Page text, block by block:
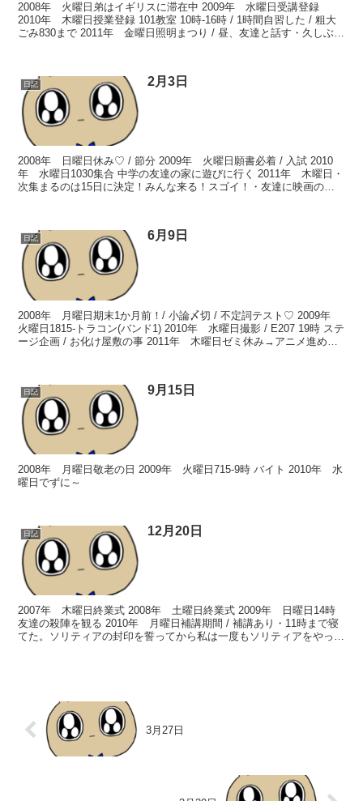
2008年 火曜日弟はイギリスに滞在中 2009年 水曜日受講登録
2010年 木曜日授業登録 101教室 10時-16時 / 1時間自習した / 粗大
ごみ830まで 2011年 金曜日照明まつり / 昼、友達と話す・久しぶり
日記 2月3日
2008年 日曜日休み♡ / 節分 2009年 火曜日願書必着 / 入試 2010
年 水曜日1030集合 中学の友達の家に遊びに行く 2011年 木曜日・
次集まるのは15日に決定！みんな来る！スゴイ！・友達に映画の試
日記 6月9日
2008年 月曜日期末1か月前！/ 小論〆切 / 不定詞テスト♡ 2009年
火曜日1815-トラコン(バンド1) 2010年 水曜日撮影 / E207 19時 ステ
ージ企画 / お化け屋敷の事 2011年 木曜日ゼミ休み→アニメ進め
日記 9月15日
2008年 月曜日敬老の日 2009年 火曜日715-9時 バイト 2010年 水
曜日でずに～
日記 12月20日
2007年 木曜日終業式 2008年 土曜日終業式 2009年 日曜日14時
友達の殺陣を観る 2010年 月曜日補講期間 / 補講あり・11時まで寝
てた。ソリティアの封印を誓ってから私は一度もソリティアをやって
3月27日